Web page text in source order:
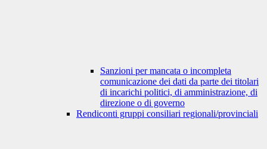
Sanzioni per mancata o incompleta
comunicazione dei dati da parte dei titolari
di incarichi politici, di amministrazione, di
direzione o di governo
Rendiconti gruppi consiliari regionali/provinciali